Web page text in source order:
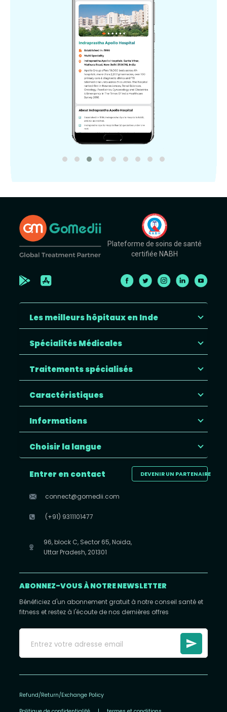
Plateforme de soins de santé
certifiée NABH
Les meilleurs hôpitaux en Inde
Spécialités Médicales
Traitements spécialisés
Caractéristiques
Informations
Choisir la langue
DEVENIR UN PARTENAIRE
Entrer en contact
connect@gomedii.com
(+91) 9311101477
96, block C, Sector 65, Noida,
Uttar Pradesh, 201301
ABONNEZ-VOUS À NOTRE NEWSLETTER
Bénéficiez d'un abonnement gratuit à notre conseil santé et
fitness et restez à l'écoute de nos dernières offres
Refund/Return/Exchange Policy